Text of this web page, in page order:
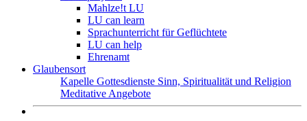
Mahlze!t LU
LU can learn
Sprachunterricht für Geflüchtete
LU can help
Ehrenamt
Glaubensort
Kapelle Gottesdienste Sinn, Spiritualität und Religion
Meditative Angebote